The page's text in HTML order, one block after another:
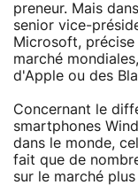
preneur. Mais
senior vice-
Microsoft,
marché
d'Apple ou des
Concernant le
smartphones
dans le monde,
fait que de
sur le marché